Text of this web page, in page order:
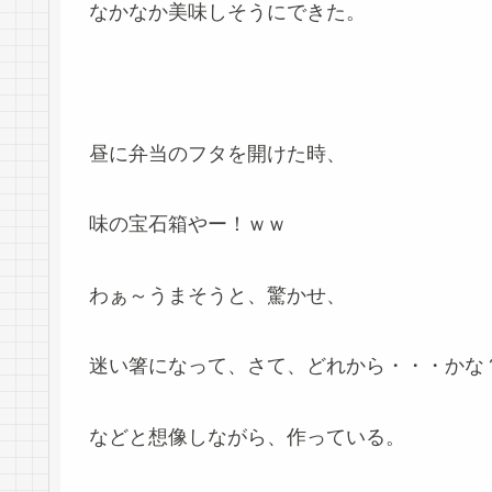
なかなか美味しそうにできた。
昼に弁当のフタを開けた時、
味の宝石箱やー！ｗｗ
わぁ～うまそうと、驚かせ、
迷い箸になって、さて、どれから・・・かな
などと想像しながら、作っている。